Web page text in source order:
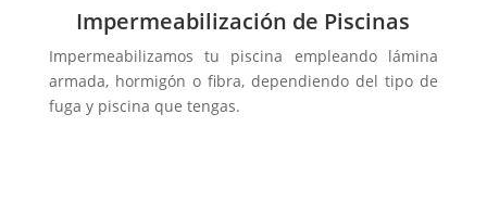
Impermeabilización de Piscinas
Impermeabilizamos tu piscina empleando lámina
armada, hormigón o fibra, dependiendo del tipo de
fuga y piscina que tengas.